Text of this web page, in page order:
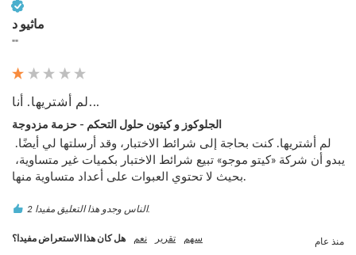
ماثيو د
""
الجلوكوز و كيتون حلول التحكم - حزمة مزدوجة
بحيث لا تحتوي العبوات على أعداد متساوية منها.
2 الناس وجدو هذا التعليق مفيدا.
هل كان هذا الاستعراض مفيدا؟ نعم تقرير سهم منذ عام